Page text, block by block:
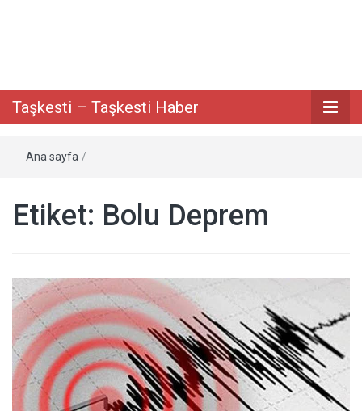
Taşkesti –
Taşkesti
Taşkesti – Taşkesti Haber
Ana sayfa /
Etiket: Bolu Deprem